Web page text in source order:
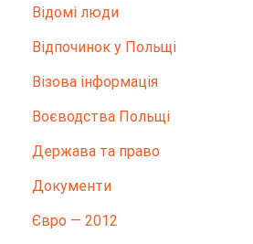
Відомі люди
Відпочинок у Польщі
Візова інформація
Воєводства Польщі
Держава та право
Документи
Євро — 2012